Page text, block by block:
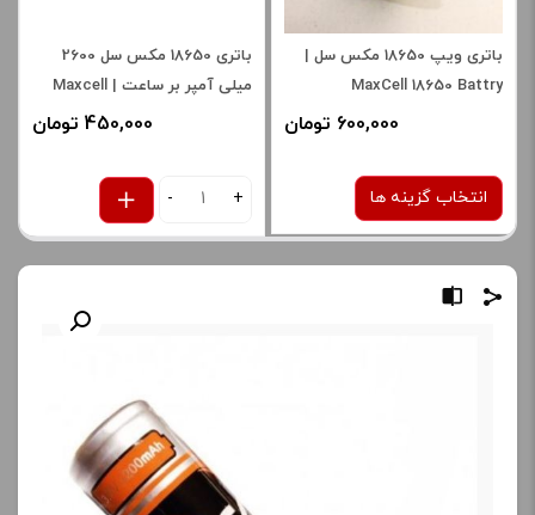
باتری ویپ 18650 مکس سل |
MaxCell 18650 Battry
600,000 تومان
انتخاب گزینه ها
باتری 18650 مکس سل 2600
میلی آمپر بر ساعت | Maxcell
450,000 تومان
- +